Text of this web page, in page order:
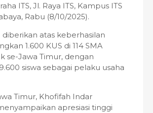
ITS, Jl. Raya ITS, Kampus ITS
Rabu (8/10/2025).
diberikan atas keberhasilan
1.600 KUS di 114 SMA
se-Jawa Timur, dengan
siswa sebagai pelaku usaha
Timur, Khofifah Indar
apresiasi tinggi